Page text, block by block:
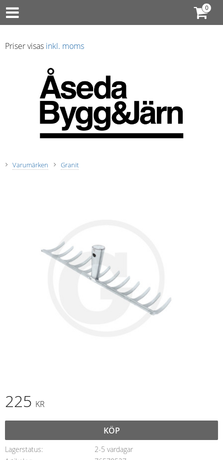
Priser visas inkl. moms
Varumärken Granit
225 KR
KÖP
Lagerstatus
2-5 vardagar